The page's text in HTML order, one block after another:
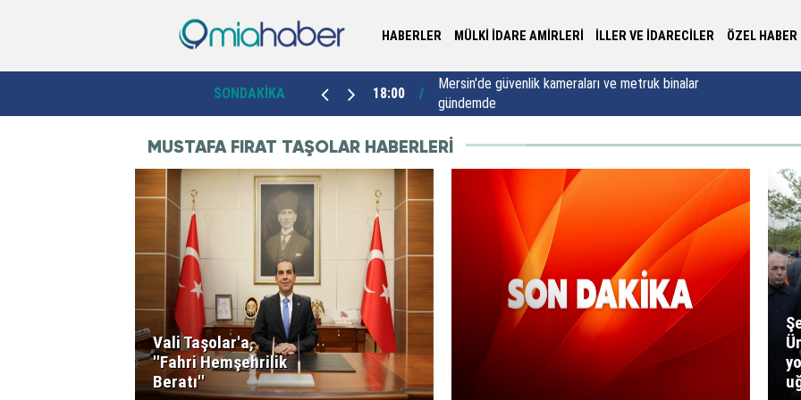
HABERLER MÜLKİ İDARE AMİRLERİ İLLER VE İDARECİLER ÖZEL HABER
SONDAKİKA
Mersin'de güvenlik kameraları ve metruk binalar
17:00 Ordu’da 8 ayda 106 patpat kazası meydana geldi
MUSTAFA FIRAT TAŞOLAR HABERLERI
Vali Taşolar'a,
''Fahri Hemşehrilik
Beratı''